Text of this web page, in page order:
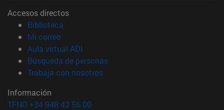
Accesos directos
Biblioteca
Mi correo(abre en nueva ventana)
Aula virtual ADI
Búsqueda de personas(abre en nueva ventana)
Trabaja con nosotros(abre en nueva ventana)
Información
TFNO +34 948 42 56 00